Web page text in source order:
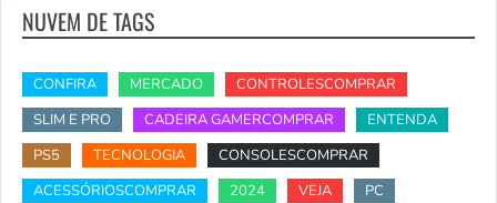
NUVEM DE TAGS
CONFIRA MERCADO
CONTROLESCOMPRAR
SLIM E PRO
CADEIRA GAMERCOMPRAR
ENTENDA
PS5
TECNOLOGIA
CONSOLESCOMPRAR
ACESSÓRIOSCOMPRAR
2024 VEJA
PC